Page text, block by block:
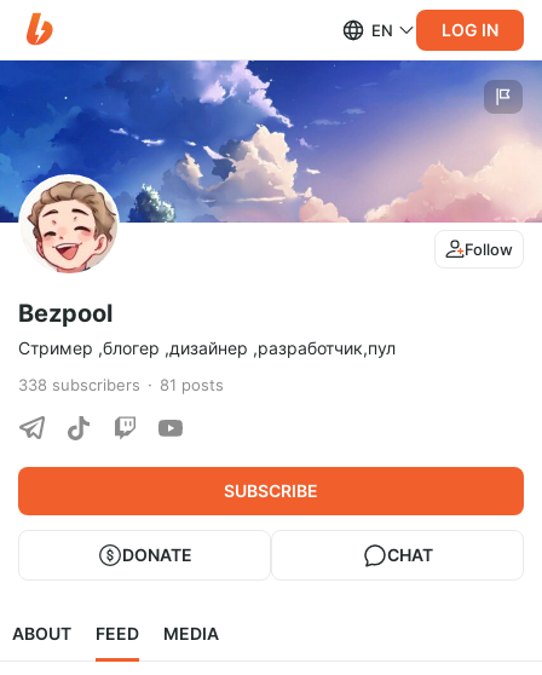
EN LOG IN
Follow
Bezpool
Стример ,блогер ,дизайнер ,разработчик,пул
338 subscribers 81 posts
SUBSCRIBE
DONATE CHAT
ABOUT FEED MEDIA